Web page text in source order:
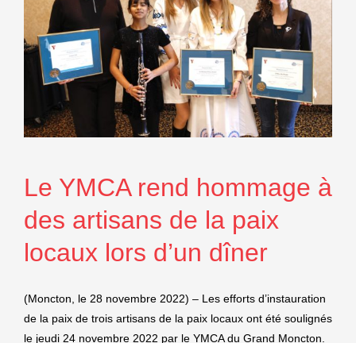
Le YMCA rend hommage à
des artisans de la paix
locaux lors d’un dîner
(Moncton, le 28 novembre 2022) – Les efforts d’instauration
de la paix de trois artisans de la paix locaux ont été soulignés
le jeudi 24 novembre 2022 par le YMCA du Grand Moncton.